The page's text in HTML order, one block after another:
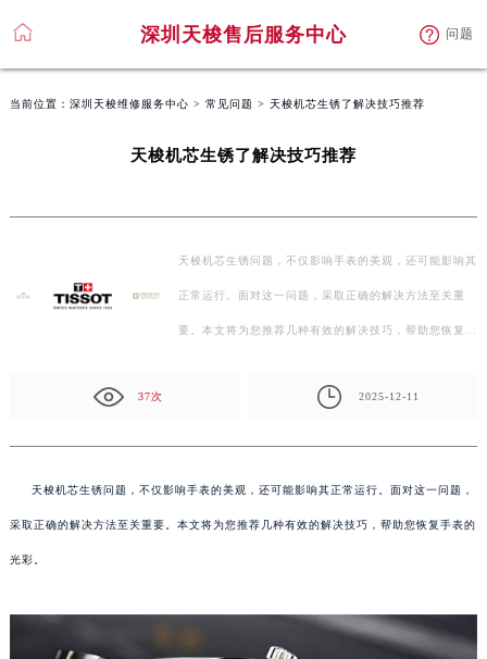
深圳天梭售后服务中心 问题
当前位置： 深圳天梭维修服务中心 > 常见问题 > 天梭机芯生锈了解决技巧推荐
天梭机芯生锈了解决技巧推荐
天梭机芯生锈问题，不仅影响手表的美观，还可能影响其
正常运行。面对这一问题，采取正确的解决方法至关重
要。本文将为您推荐几种有效的解决技巧，帮助您恢复手
37次 2025-12-11
天梭机芯生锈问题，不仅影响手表的美观，还可能影响其正常运行。面对这一问题，
采取正确的解决方法至关重要。本文将为您推荐几种有效的解决技巧，帮助您恢复手表的
光彩。